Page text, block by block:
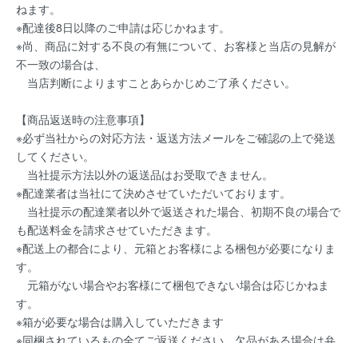
ねます。
※配達後8日以降のご申請は応じかねます。
※尚、商品に対する不良の有無について、お客様と当店の見解が
不一致の場合は、
当店判断によりますことあらかじめご了承ください。
【商品返送時の注意事項】
※必ず当社からの対応方法・返送方法メールをご確認の上で発送
してください。
当社提示方法以外の返送品はお受取できません。
※配達業者は当社にて決めさせていただいております。
当社提示の配達業者以外で返送された場合、初期不良の場合で
も配送料金を請求させていただきます。
※配送上の都合により、元箱とお客様による梱包が必要になりま
す。
元箱がない場合やお客様にて梱包できない場合は応じかねま
す。
※箱が必要な場合は購入していただきます
※同梱されているもの全てご返送ください。欠品がある場合は弁